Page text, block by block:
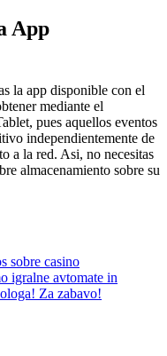
App
la app disponible con el
mediante el
pues aquellos eventos
independientemente de
a la red. Asi, no necesitas
almacenamiento sobre su
sobre casino
igralne avtomate in
Za zabavo!